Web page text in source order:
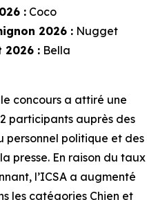
: Coco
2026 : Nugget
2026 : Bella
concours a attiré une
participants auprès des
personnel politique et des
presse. En raison du taux
l’ICSA a augmenté
les catégories Chien et